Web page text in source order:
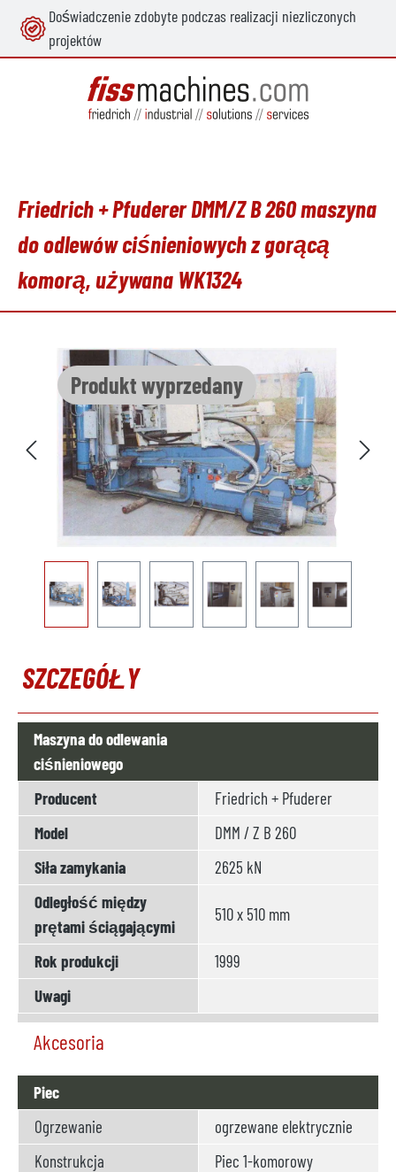
zawartości
Doświadczenie zdobyte podczas realizacji niezliczonych
projektów
Friedrich + Pfuderer DMM/Z B 260 maszyna
do odlewów ciśnieniowych z gorącą
komorą, używana WK1324
Produkt wyprzedany
Pomiń galerię zdjęć
SZCZEGÓŁY
Maszyna do odlewania
ciśnieniowego
Producent
Friedrich + Pfuderer
Model
DMM / Z B 260
Siła zamykania
2625 kN
Odległość między
prętami ściągającymi
510 x 510 mm
Rok produkcji
1999
Uwagi
Akcesoria
Piec
Ogrzewanie
ogrzewane elektrycznie
Konstrukcja
Piec 1-komorowy